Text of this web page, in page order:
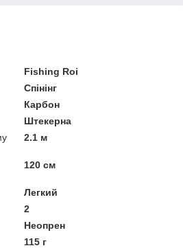
Fishing Roi
Спінінг
Карбон
Штекерна
2.1 м
120 см
Легкий
2
Неопрен
115 г